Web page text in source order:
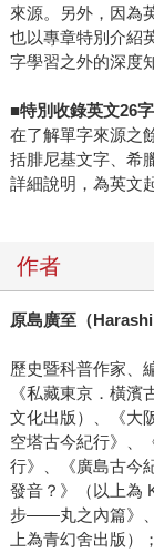
來源。另外，因為
也以專章特別介紹
字學習之外的深度
■特別收錄英文26
在了解單字來源之
括腓尼基文字、希
詳細說明，為英文
作者
原島廣至（
歷史暨科普作家、
《私藏東京．橫
文化出版）、《大
空塔古今紀行》、
行》、《廣島古今
發音？》（以上為
步——丸之內篇》
上為青幻舍出版）